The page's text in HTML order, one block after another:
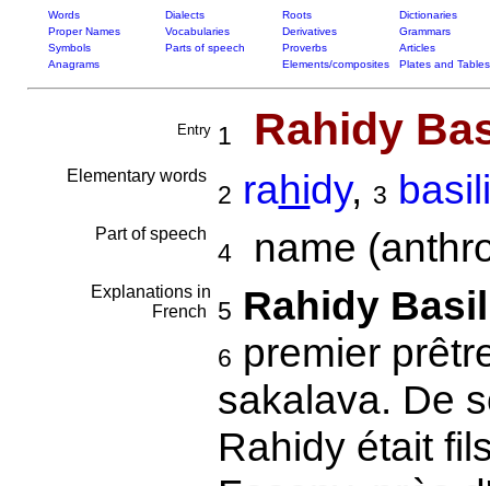
Words Dialects Roots
Dictionaries
Proper Names
Vocabularies Derivatives
Grammars
Symbols
Parts of speech Proverbs
Articles
Anagrams
Elements/composites Plates and Tables
Entry 1 Rahidy
Elementary words
2 rahidy, 3
Part of speech
4name
Explanations in
French
5 Rahidy
6 premier
sakalava. De
Rahidy était